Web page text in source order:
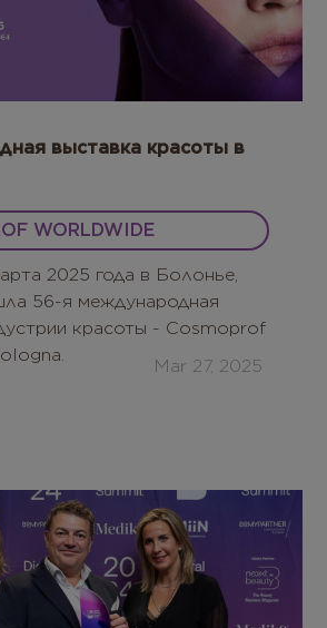
Mar 27, 2025
выставка красоты в
2025 года в Болонье,
56-я международная
красоты - Cosmoprof
WORLDWIDE